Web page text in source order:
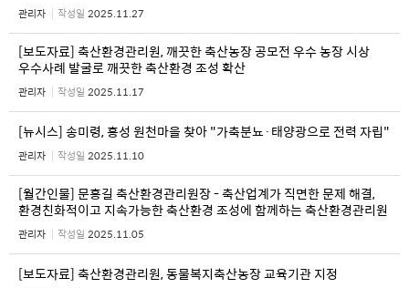
관리자 작성일 2025.11.27
[보도자료] 축산환경관리원, 깨끗한 축산농장 공모전 우수 농장 시상
우수사례 발굴로 깨끗한 축산환경 조성 확산
관리자 작성일 2025.11.17
[뉴시스] 송미령, 홍성 원천마을 찾아 "가축분뇨·태양광으로 전력 자립"
관리자 작성일 2025.11.10
[월간인물] 문홍길 축산환경관리원장 - 축산업계가 직면한 문제 해결,
환경친화적이고 지속가능한 축산환경 조성에 함께하는 축산환경관리원
관리자 작성일 2025.11.05
[보도자료] 축산환경관리원, 동물복지축산농장 교육기관 지정